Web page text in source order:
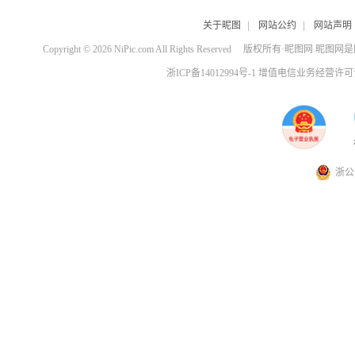
关于昵图 网站公约 网站声明
Copyright © 2026 NiPic.com All Rights Reserved 版权所有·昵图网 昵图网
浙ICP备14012994号-1 增值电信业务经营许
浙公